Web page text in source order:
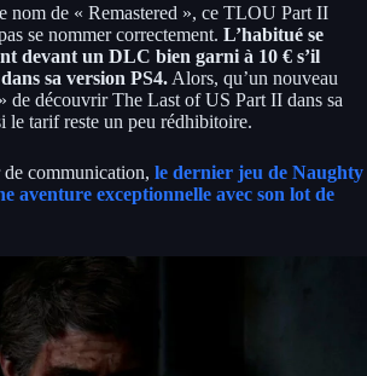
nom de « Remastered », ce TLOU Part II
se nommer correctement. L’habitué se
devant un DLC bien garni à 10 € s’il
sa version PS4. Alors, qu’un nouveau
» de découvrir The Last of US Part II dans sa
le tarif reste un peu rédhibitoire.
communication, le dernier jeu de Naughty
aventure exceptionnelle avec son lot de